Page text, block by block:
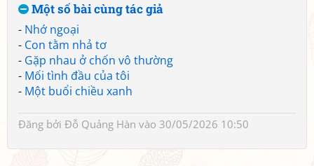
Một số bài cùng tác giả
- Nhớ ngoại
- Con tằm nhả tơ
- Gặp nhau ở chốn vô thường
- Mối tình đầu của tôi
- Một buổi chiều xanh
Đăng bởi Đỗ Quảng Hàn vào 30/05/2026 10:50